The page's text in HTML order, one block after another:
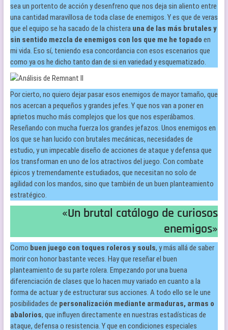
sea un portento de acción y desenfreno que nos deja sin aliento entre
una cantidad maravillosa de toda clase de enemigos. Y es que de veras
que el equipo se ha sacado de la chistera una de las más brutales y
sin sentido mezcla de enemigos con los que me he topado en
mi vida. Eso sí, teniendo esa concordancia con esos escenarios que
como ya os he dicho tanto dan de si en variedad y esquematizado.
Por cierto, no quiero dejar pasar esos enemigos de mayor tamaño, que
nos acercan a pequeños y grandes jefes. Y que nos van a poner en
aprietos mucho más complejos que los que nos esperábamos.
Reseñando con mucha fuerza los grandes jefazos. Unos enemigos en
los que se han lucido con brutales mecánicas, necesidades de
estudio, y un impecable diseño de acciones de ataque y defensa que
los transforman en uno de los atractivos del juego. Con combate
épicos y tremendamente estudiados, que necesitan no solo de
agilidad con los mandos, sino que también de un buen planteamiento
estratégico.
«Un brutal catálogo de curiosos
enemigos»
Como buen juego con toques roleros y souls, y más allá de saber
morir con honor bastante veces. Hay que reseñar el buen
planteamiento de su parte rolera. Empezando por una buena
diferenciación de clases que lo hacen muy variado en cuanto a la
forma de actuar y de estructurar sus acciones. A todo ello se le une
posibilidades de personalización mediante armaduras, armas o
abalorios, que influyen directamente en nuestras estadísticas de
ataque, defensa o resistencia. Y que en condiciones especiales